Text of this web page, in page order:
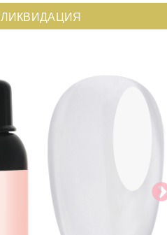
ЛИКВИДАЦИЯ